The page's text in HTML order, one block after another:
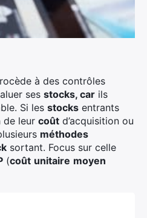
à des contrôles
ses stocks, car ils
Si les stocks entrants
de leur coût d’acquisition ou
méthodes
sortant. Focus sur celle
(coût unitaire moyen